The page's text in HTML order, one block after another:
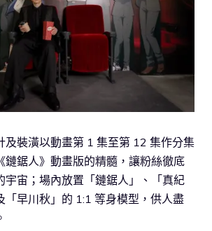
及裝潢以動畫第 1 集至第 12 集作分集
鏈鋸人》動畫版的精髓，讓粉絲徹底
宇宙；場內放置「鏈鋸人」、「真紀
「早川秋」的 1:1 等身模型，供人盡